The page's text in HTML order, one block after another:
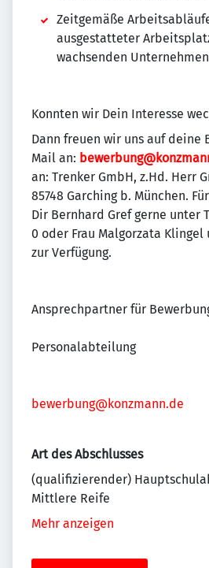
Zeitgemäße
ausgestatteter
wachsenden
Konnten wir Dein Interesse
Dann freuen wir uns auf deine
Mail an:
an: Trenker GmbH, z.Hd. Herr
85748 Garching b. München.
Dir Bernhard Gref gerne unter
0 oder Frau Malgorzata Klingel
zur Verfügung.
Ansprechpartner für
Personalabteilung
bewerbung@konzmann.de
Art des Abschlusses
(qualifizierender)
Mittlere Reife
Mehr anzeigen